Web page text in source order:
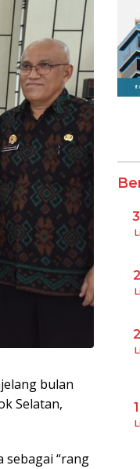
bulan
Selatan,
sebagai “rang